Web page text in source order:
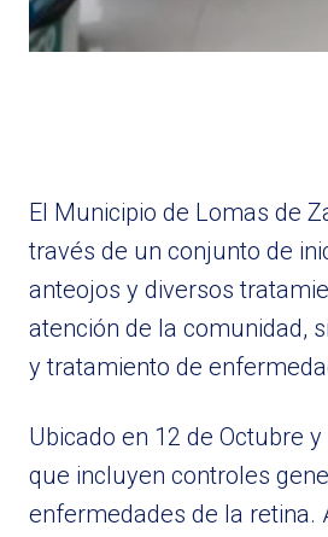
El Municipio de Lomas de
través de un conjunto de
anteojos y diversos
atención de la comunidad,
y tratamiento de
Ubicado en 12 de Octubre
que incluyen controles
enfermedades de la retina.